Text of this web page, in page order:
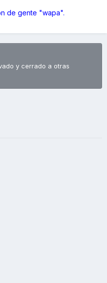
de gente "wapa".
y cerrado a otras